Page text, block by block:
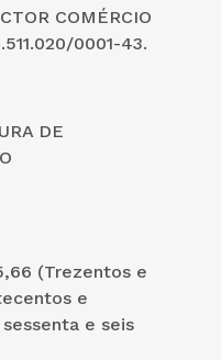
COMÉRCIO
0001-43.
DE
(Trezentos e
e
e seis